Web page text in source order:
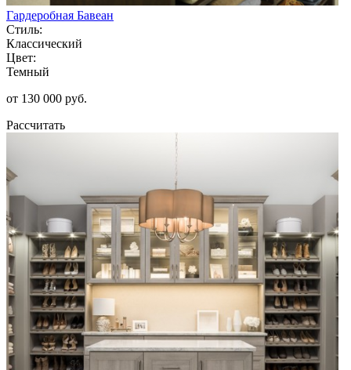
Гардеробная Бавеан
Стиль:
Классический
Цвет:
Темный
от 130 000 руб.
Рассчитать